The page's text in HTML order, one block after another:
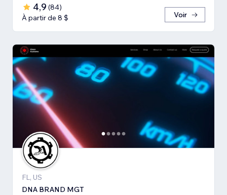
4,9 (84)
À partir de 8 $
Voir
FL, US
DNA BRAND MGT